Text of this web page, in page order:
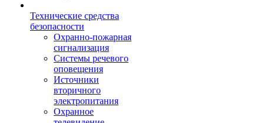
Технические средства
безопасности
Охранно-пожарная
сигнализация
Системы речевого
оповещения
Источники
вторичного
электропитания
Охранное